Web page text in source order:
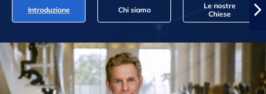
Introduzione Chi siamo
Le nostre
Chiese